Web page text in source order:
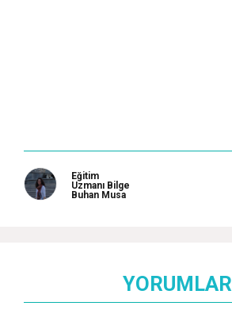
Eğitim
Uzmanı Bilge
Buhan Musa
YORUMLAR